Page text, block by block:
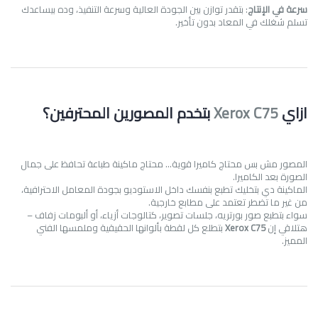
سرعة في الإنتاج: بتقدر توازن بين الجودة العالية وسرعة التنفيذ، وده بيساعدك
تسلم شغلك في المعاد بدون تأخير.
ازايXerox C75بتخدم المصورين المحترفين؟
المصور مش بس محتاج كاميرا قوية… محتاج ماكينة طباعة تحافظ على جمال
الصورة بعد الكاميرا.
الماكينة دي بتخليك تطبع بنفسك داخل الاستوديو بجودة المعامل الاحترافية،
من غير ما تضطر تعتمد على مطابع خارجية.
سواء بتطبع صور بورتريه، جلسات تصوير، كتالوجات أزياء، أو ألبومات زفاف –
هتلاقي إنXerox C75بتطلع كل لقطة بألوانها الحقيقية وملمسها الفني
المميز.